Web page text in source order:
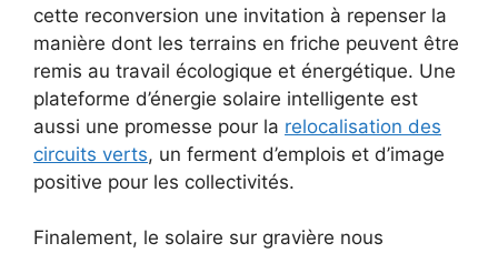
cette reconversion une invitation à repenser la
manière dont les terrains en friche peuvent être
remis au travail écologique et énergétique. Une
plateforme d’énergie solaire intelligente est
aussi une promesse pour la relocalisation des
circuits verts, un ferment d’emplois et d’image
positive pour les collectivités.
Finalement, le solaire sur gravière nous